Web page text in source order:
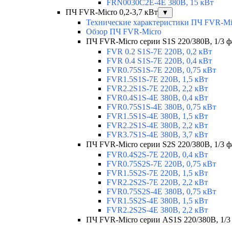
FRN0030C2E-4E 380В, 15 кВт
ПЧ FVR-Micro 0,2-3,7 кВт
▼
Технические характеристики ПЧ FVR-
Обзор ПЧ FVR-Micro
ПЧ FVR-Micro серии S1S 220/380В, 1/3
FVR 0.2 S1S-7E 220В, 0,2 кВт
FVR 0.4 S1S-7E 220В, 0,4 кВт
FVR0.75S1S-7E 220В, 0,75 кВт
FVR1.5S1S-7E 220В, 1,5 кВт
FVR2.2S1S-7E 220В, 2,2 кВт
FVR0.4S1S-4E 380В, 0,4 кВт
FVR0.75S1S-4E 380В, 0,75 кВт
FVR1.5S1S-4E 380В, 1,5 кВт
FVR2.2S1S-4E 380В, 2,2 кВт
FVR3.7S1S-4E 380В, 3,7 кВт
ПЧ FVR-Micro серии S2S 220/380В, 1/3
FVR0.4S2S-7E 220В, 0,4 кВт
FVR0.75S2S-7E 220В, 0,75 кВт
FVR1.5S2S-7E 220В, 1,5 кВт
FVR2.2S2S-7E 220В, 2,2 кВт
FVR0.75S2S-4E 380В, 0,75 кВт
FVR1.5S2S-4E 380В, 1,5 кВт
FVR2.2S2S-4E 380В, 2,2 кВт
ПЧ FVR-Micro серии AS1S 220/380В, 1/